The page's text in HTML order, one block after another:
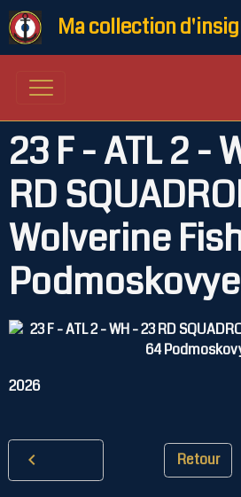
Ma collection
23 F - ATL 2 -
RD
Wolverine
Podmoskovye
2026
Retour